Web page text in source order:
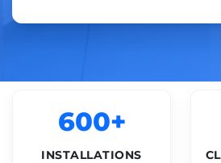
600+
INSTALLATIONS